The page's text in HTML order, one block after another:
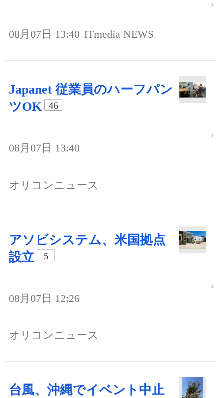
08月07日 13:40 ITmedia NEWS
Japanet 従業員のハーフパン
ツOK
46
08月07日 13:40
オリコンニュース
アソビシステム、米国拠点
設立
5
08月07日 12:26
オリコンニュース
台風、沖縄でイベント中止